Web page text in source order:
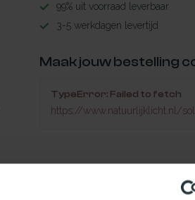
99% uit voorraad leverbaar
3-5 werkdagen levertijd
Maak jouw bestelling
TypeError: Failed to fetch
https://www.natuurlijklicht.nl/